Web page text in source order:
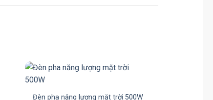
Đèn pha năng lượng mặt trời 500W